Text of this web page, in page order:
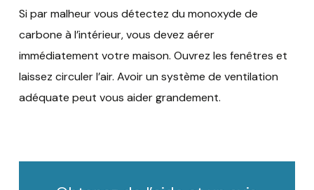
Si par malheur vous détectez du monoxyde de
carbone à l’intérieur, vous devez aérer
immédiatement votre maison. Ouvrez les fenêtres et
laissez circuler l’air. Avoir un système de ventilation
adéquate peut vous aider grandement.